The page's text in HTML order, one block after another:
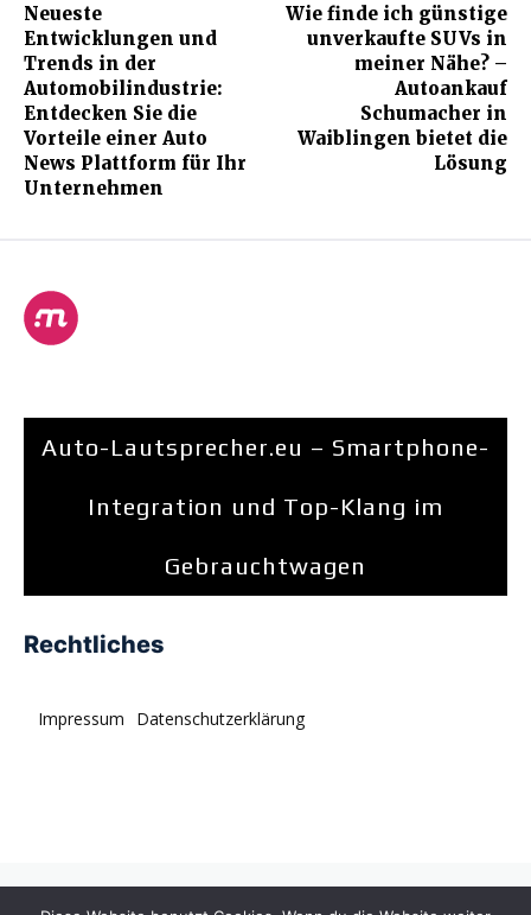
Neueste
Entwicklungen und
Trends in der
Automobilindustrie:
Entdecken Sie die
Vorteile einer Auto
News Plattform für Ihr
Unternehmen
Wie finde ich günstige
unverkaufte SUVs in
meiner Nähe? –
Autoankauf
Schumacher in
Waiblingen bietet die
Lösung
Auto-Lautsprecher.eu – Smartphone-
Integration und Top-Klang im
Gebrauchtwagen
Rechtliches
Impressum Datenschutzerklärung